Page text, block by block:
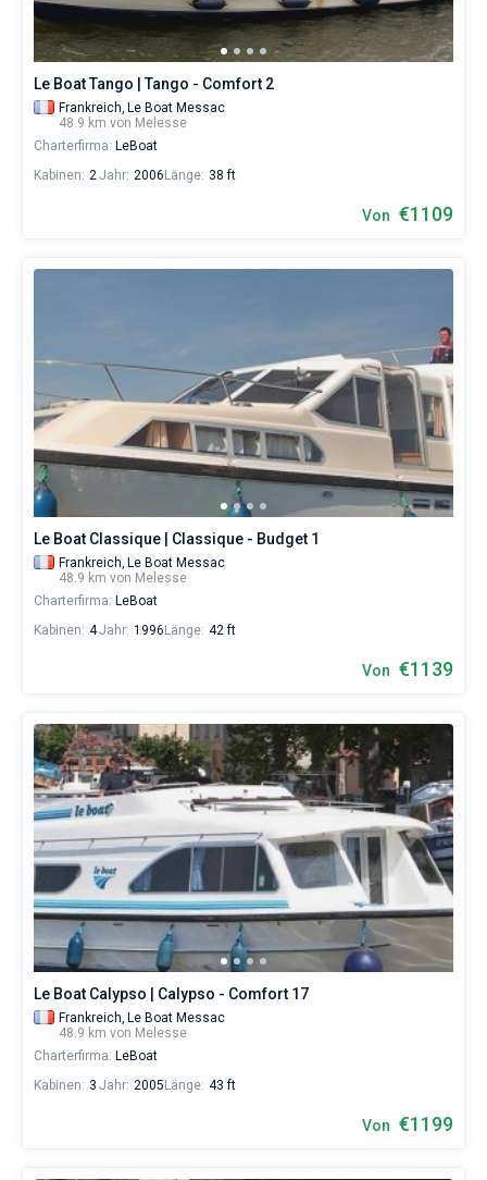
Le Boat Tango | Tango - Comfort 2
Frankreich, Le Boat Messac
48.9 km von Melesse
Charterfirma: LeBoat
Kabinen: 2Jahr: 2006 Länge: 38 ft
Von €1109
Le Boat Classique | Classique - Budget 1
Frankreich, Le Boat Messac
48.9 km von Melesse
Charterfirma: LeBoat
Kabinen: 4Jahr: 1996 Länge: 42 ft
Von €1139
Le Boat Calypso | Calypso - Comfort 17
Frankreich, Le Boat Messac
48.9 km von Melesse
Charterfirma: LeBoat
Kabinen: 3 Jahr: 2005 Länge: 43 ft
Von €1199